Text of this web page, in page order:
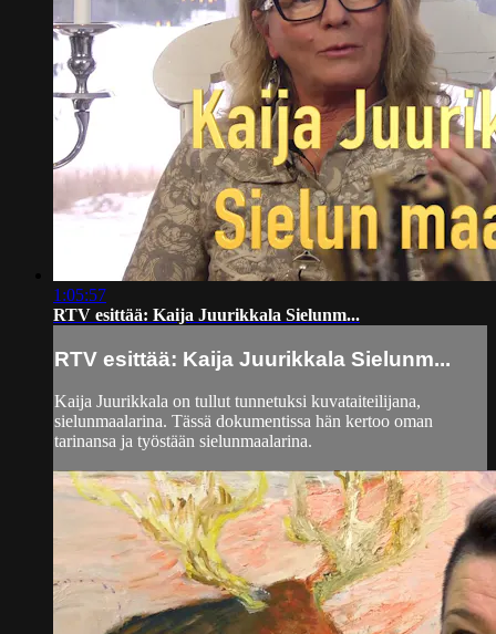
1:05:57
RTV esittää: Kaija Juurikkala Sielunm...
RTV esittää: Kaija Juurikkala Sielunm...
Kaija Juurikkala on tullut tunnetuksi kuvataiteilijana,
sielunmaalarina. Tässä dokumentissa hän kertoo oman
tarinansa ja työstään sielunmaalarina.